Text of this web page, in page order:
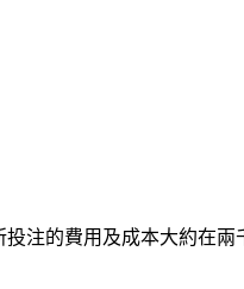
注的費用及成本大約在兩